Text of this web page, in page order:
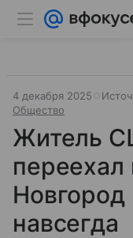
4 декабря 2025
Общество
Житель
Новгород
навсегда